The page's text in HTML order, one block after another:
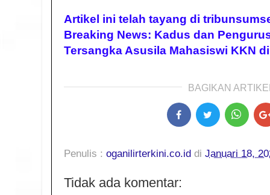
Artikel ini telah tayang di
Breaking News: Kadus dan
Tersangka Asusila Mahasiswi KKN
BAGIKAN
Penulis : oganilirterkini.co.id di Januari 18,
Tidak ada komentar: